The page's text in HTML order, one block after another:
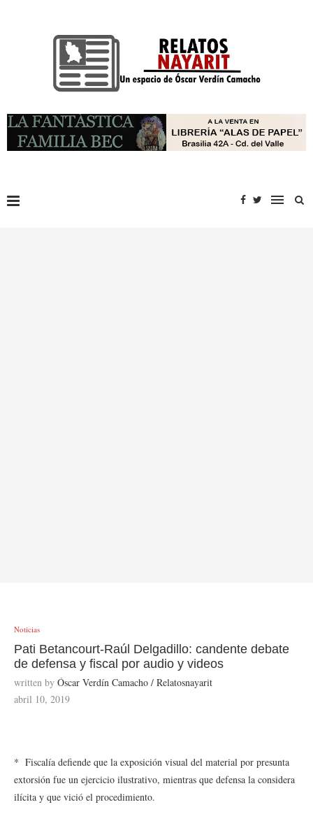
Noticias
Pati Betancourt-Raúl Delgadillo: candente debate
de defensa y fiscal por audio y videos
written by Óscar Verdín Camacho / Relatosnayarit
abril 10, 2019
* Fiscalía defiende que la exposición visual del material por presunta
extorsión fue un ejercicio ilustrativo, mientras que defensa la considera
ilícita y que vició el procedimiento.